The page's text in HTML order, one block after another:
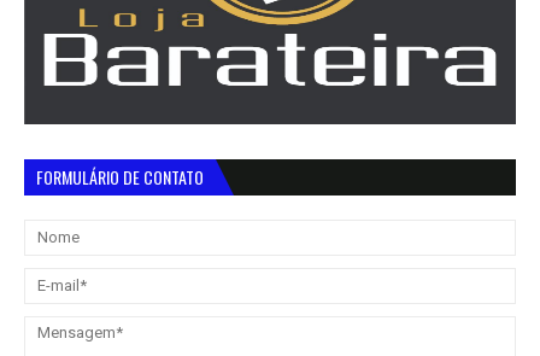
FORMULÁRIO DE CONTATO